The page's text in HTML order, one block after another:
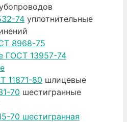
74 уплотнительные
8968-75
ГОСТ 13957-74
11871-80 шлицевые
70 шестигранные
70 шестигранная